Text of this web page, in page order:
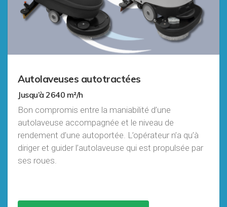
Autolaveuses autotractées
Jusqu’à 2640 m²/h
Bon compromis entre la maniabilité d’une
autolaveuse accompagnée et le niveau de
rendement d’une autoportée. L’opérateur n’a qu’à
diriger et guider l’autolaveuse qui est propulsée par
ses roues.